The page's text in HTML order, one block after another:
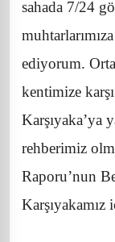
sahada 7/24
ediyorum.
kentimize
Karşıyaka’ya
rehberimiz
Raporu’nun
Karşıyakamız